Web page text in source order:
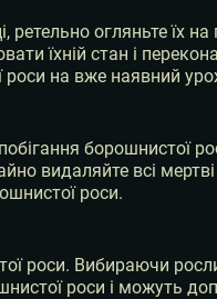
огляньте їх
їхній стан і
на вже наявний
борошнистої
видаляйте всі мертві
роси.
роси. Вибираючи
роси і можуть